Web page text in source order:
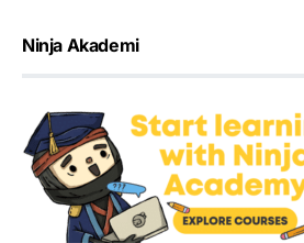
Ninja Akademi